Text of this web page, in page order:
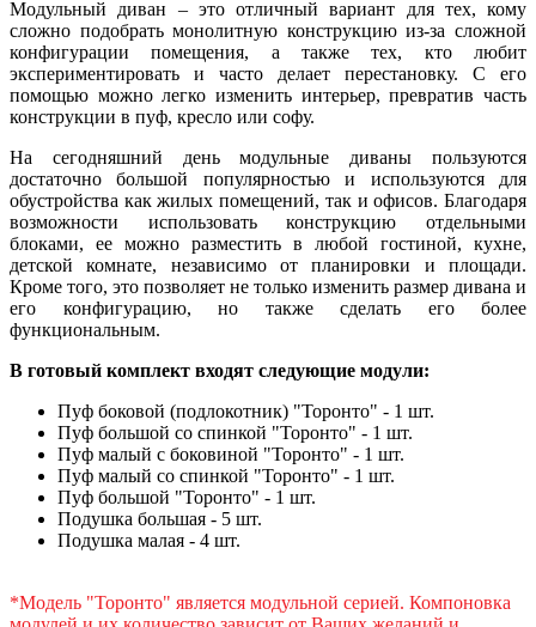
Модульный диван – это отличный вариант для тех, кому
сложно подобрать монолитную конструкцию из-за сложной
конфигурации помещения, а также тех, кто любит
экспериментировать и часто делает перестановку. С его
помощью можно легко изменить интерьер, превратив часть
конструкции в пуф, кресло или софу.
На сегодняшний день модульные диваны пользуются
достаточно большой популярностью и используются для
обустройства как жилых помещений, так и офисов. Благодаря
возможности использовать конструкцию отдельными
блоками, ее можно разместить в любой гостиной, кухне,
детской комнате, независимо от планировки и площади.
Кроме того, это позволяет не только изменить размер дивана и
его конфигурацию, но также сделать его более
функциональным.
В готовый комплект входят следующие модули:
Пуф боковой (подлокотник) "Торонто" - 1 шт.
Пуф большой со спинкой "Торонто" - 1 шт.
Пуф малый с боковиной "Торонто" - 1 шт.
Пуф малый со спинкой "Торонто" - 1 шт.
Пуф большой "Торонто" - 1 шт.
Подушка большая - 5 шт.
Подушка малая - 4 шт.
*Модель "Торонто" является модульной серией. Компоновка